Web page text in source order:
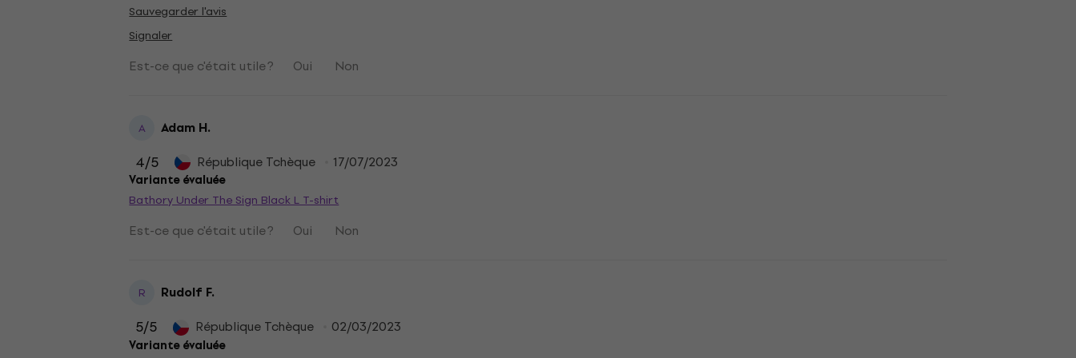
Sauvegarder l'avis
Signaler
Est-ce que c'était utile ? Oui Non
A Adam H.
4/5 République Tchèque 17/07/2023
Variante évaluée
Bathory Under The Sign Black L T-shirt
Est-ce que c'était utile ? Oui Non
R Rudolf F.
5/5 République Tchèque 02/03/2023
Variante évaluée